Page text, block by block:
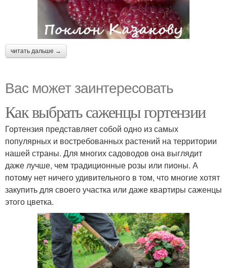
читать дальше →
Вас может заинтересовать
Как выбрать саженцы гортензии
Гортензия представляет собой одно из самых
популярных и востребованных растений на территории
нашей страны. Для многих садоводов она выглядит
даже лучше, чем традиционные розы или пионы. А
потому нет ничего удивительного в том, что многие хотят
закупить для своего участка или даже квартиры саженцы
этого цветка.